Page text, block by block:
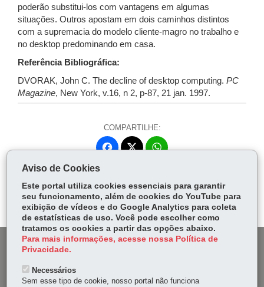
poderão substitui-los com vantagens em algumas
situações. Outros apostam em dois caminhos distintos
com a supremacia do modelo cliente-magro no trabalho e
no desktop predominando em casa.
Referência Bibliográfica:
DVORAK, John C. The decline of desktop computing. PC
Magazine, New York, v.16, n 2, p-87, 21 jan. 1997.
COMPARTILHE:
Fa
ok
itt
er
W
Ap
p
DENUNCIE CORRUPÇÃO
OUVIDORIA
Aviso de Cookies
Este portal utiliza cookies essenciais para garantir
seu funcionamento, além de cookies do YouTube para
exibição de vídeos e do Google Analytics para coleta
de estatísticas de uso. Você pode escolher como
tratamos os cookies a partir das opções abaixo.
Para mais informações, acesse nossa Política de
Privacidade.
Necessários
Sem esse tipo de cookie, nosso portal não funciona